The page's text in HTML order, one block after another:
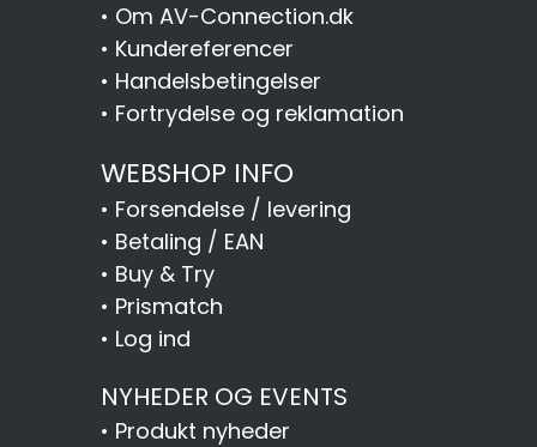
• Om AV-Connection.dk
• Kundereferencer
• Handelsbetingelser
• Fortrydelse og reklamation
WEBSHOP INFO
• Forsendelse / levering
• Betaling / EAN
• Buy & Try
• Prismatch
• Log ind
NYHEDER OG EVENTS
• Produkt nyheder